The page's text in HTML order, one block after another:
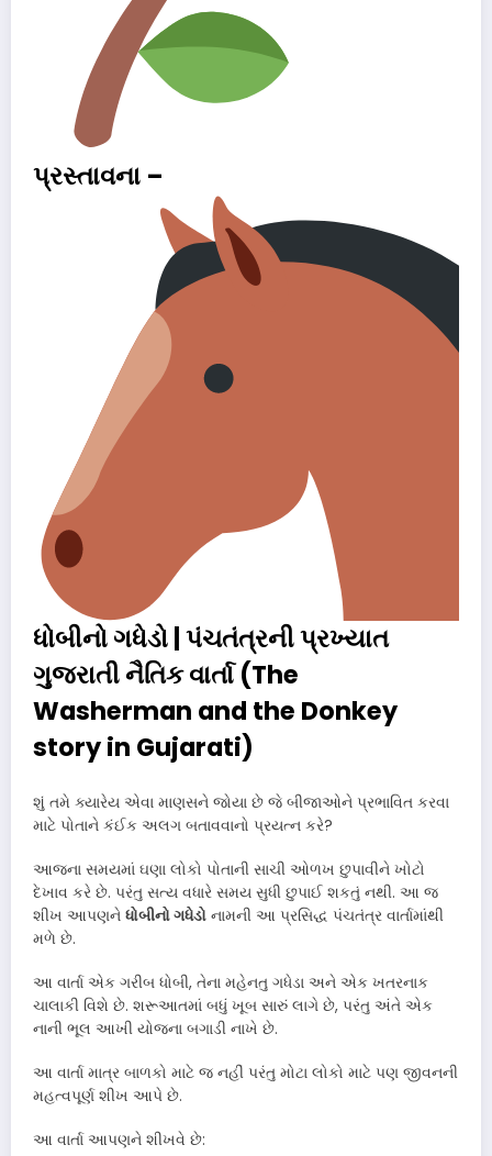
પ્રસ્તાવના –
ધોબીનો ગધેડો | પંચતંત્રની પ્રખ્યાત
ગુજરાતી નૈતિક વાર્તા (The
Washerman and the Donkey
story in Gujarati)
શું તમે ક્યારેય એવા માણસને જોયા છે જે બીજાઓને પ્રભાવિત કરવા
માટે પોતાને કંઈક અલગ બતાવવાનો પ્રયત્ન કરે?
આજના સમયમાં ઘણા લોકો પોતાની સાચી ઓળખ છુપાવીને ખોટો
દેખાવ કરે છે. પરંતુ સત્ય વધારે સમય સુધી છુપાઈ શકતું નથી. આ જ
શીખ આપણને ધોબીનો ગધેડો નામની આ પ્રસિદ્ધ પંચતંત્ર વાર્તામાંથી
મળે છે.
આ વાર્તા એક ગરીબ ધોબી, તેના મહેનતુ ગધેડા અને એક ખતરનાક
ચાલાકી વિશે છે. શરૂઆતમાં બધું ખૂબ સારું લાગે છે, પરંતુ અંતે એક
નાની ભૂલ આખી યોજના બગાડી નાખે છે.
આ વાર્તા માત્ર બાળકો માટે જ નહીં પરંતુ મોટા લોકો માટે પણ જીવનની
મહત્વપૂર્ણ શીખ આપે છે.
આ વાર્તા આપણને શીખવે છે: